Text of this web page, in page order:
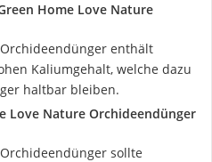
Home Love Nature
enthält
Kaliumgehalt, welche dazu
haltbar bleiben.
Love Nature Orchideendünger
sollte